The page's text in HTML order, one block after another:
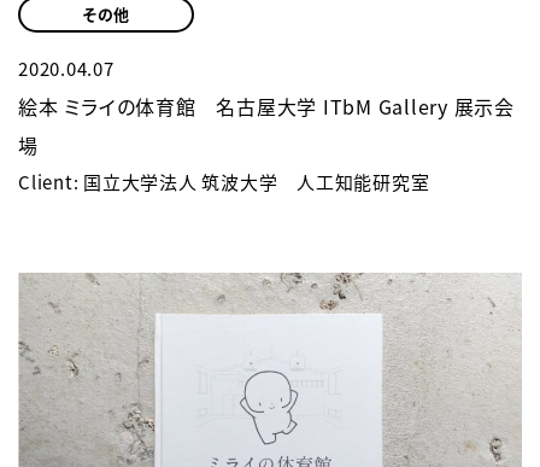
その他
2020.04.07
絵本 ミライの体育館 名古屋大学 ITbM Gallery 展示会
場
Client: 国立大学法人 筑波大学 人工知能研究室